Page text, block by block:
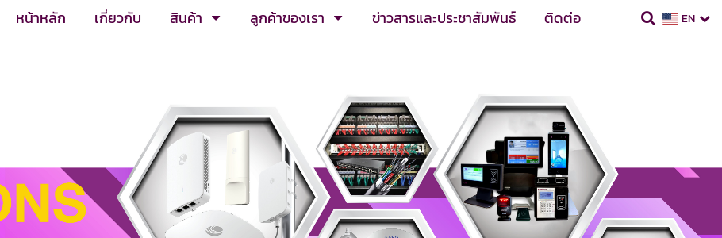
หน้าหลัก เกี่ยวกับ สินค้า ลูกค้าของเรา ข่าวสารและประชาสัมพันธ์ ติดต่อ EN